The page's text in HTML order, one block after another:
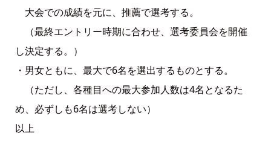
大会での成績を元に、推薦で選考する。
（最終エントリー時期に合わせ、選考委員会を開催
し決定する。）
・男女ともに、最大で6名を選出するものとする。
（ただし、各種目への最大参加人数は4名となるた
め、必ずしも6名は選考しない）
以上